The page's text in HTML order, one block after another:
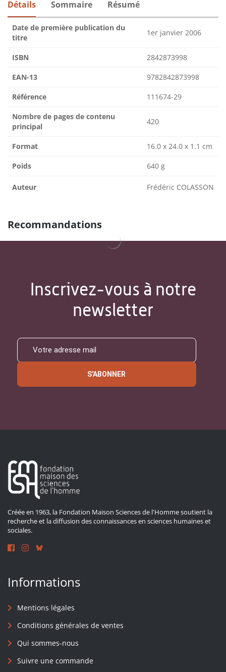
Détails Sommaire Résumé
Date de première publication du
titre
1er janvier 2006
ISBN 2842873998
EAN-13 9782842873998
Référence 111674-29
Nombre de pages de contenu
principal
420
Format 16.0 x 24.0 x 1.1 cm
Poids 640 g
Auteur Frédéric COLASSON
Recommandations
Inscrivez-vous à notre
newsletter
S'ABONNER
Créée en 1963, la Fondation Maison Sciences de l'Homme soutient la
recherche et la diffusion des connaissances en sciences humaines et
sociales.
Informations
Mentions légales
Conditions générales de ventes
Qui sommes-nous
Suivre une commande